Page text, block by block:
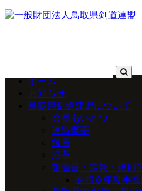
ホーム
お知らせ
鳥取県剣道連盟について
会長あいさつ
連盟概要
役員
沿革
報告書・定款・規則
令和８年度事